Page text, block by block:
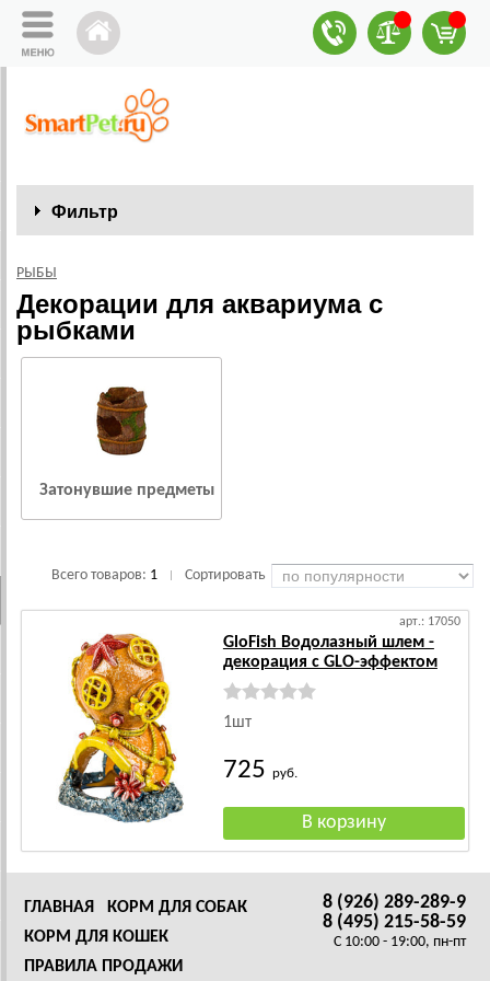
Фильтр
РЫБЫ
Декорации для аквариума с
рыбками
Затонувшие предметы
Всего товаров: 1 Сортировать
арт.: 17050
GloFish Водолазный шлем -
декорация с GLO-эффектом
1шт
725 руб.
8 (926) 289-289-9
8 (495) 215-58-59
C 10:00 - 19:00, пн-пт
ГЛАВНАЯ
КОРМ ДЛЯ СОБАК
КОРМ ДЛЯ КОШЕК
ПРАВИЛА ПРОДАЖИ